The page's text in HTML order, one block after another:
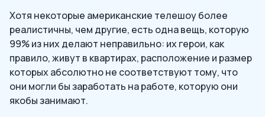
Хотя некоторые американские телешоу более
реалистичны, чем другие, есть одна вещь, которую
99% из них делают неправильно: их герои, как
правило, живут в квартирах, расположение и размер
которых абсолютно не соответствуют тому, что
они могли бы заработать на работе, которую они
якобы занимают.